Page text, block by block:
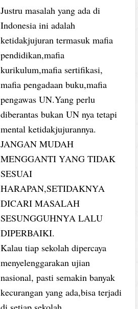
Justru masalah yang ada di
Indonesia ini adalah
ketidakjujuran termasuk mafia
pendidikan,mafia
kurikulum,mafia sertifikasi,
mafia pengadaan buku,mafia
pengawas UN.Yang perlu
diberantas bukan UN nya tetapi
mental ketidakjujurannya.
JANGAN MUDAH
MENGGANTI YANG TIDAK
SESUAI
HARAPAN,SETIDAKNYA
DICARI MASALAH
SESUNGGUHNYA LALU
DIPERBAIKI.
Kalau tiap sekolah dipercaya
menyelenggarakan ujian
nasional, pasti semakin banyak
kecurangan yang ada,bisa terjadi